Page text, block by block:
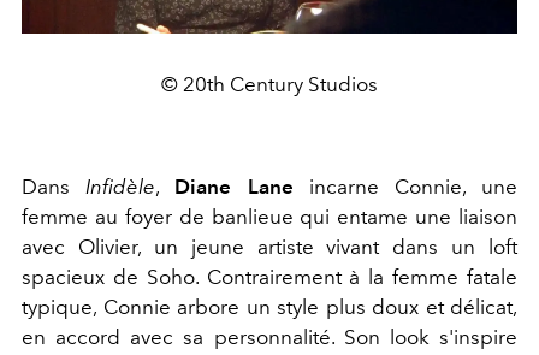
© 20th Century Studios
Dans Infidèle, Diane Lane incarne Connie, une
femme au foyer de banlieue qui entame une liaison
avec Olivier, un jeune artiste vivant dans un loft
spacieux de Soho. Contrairement à la femme fatale
typique, Connie arbore un style plus doux et délicat,
en accord avec sa personnalité. Son look s'inspire